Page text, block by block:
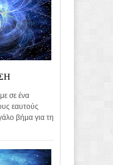
σε ένα
εαυτούς
βήμα για τη